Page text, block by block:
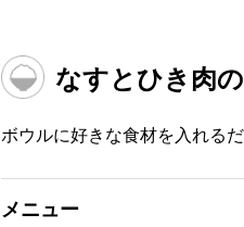
なすとひき肉
ボウルに好きな食材を入れる
メニュー